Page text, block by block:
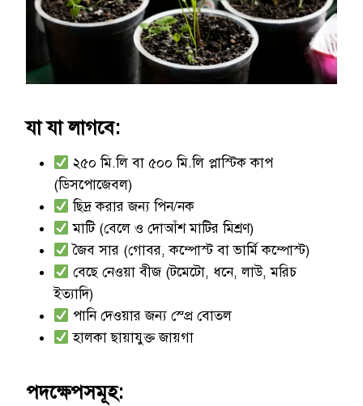
যা যা লাগবে:
২৫০ মি.লি বা ৫০০ মি.লি প্লাস্টিক কাপ
(ডিসপোজেবল)
ছিদ্র করার জন্য পিন/নক
মাটি (বেলে ও দোআঁশ মাটির মিশ্রণ)
জৈব সার (গোবর, কম্পোস্ট বা ভার্মি কম্পোস্ট)
বেছে নেওয়া বীজ (টমেটো, ধনে, লাউ, মরিচ
ইত্যাদি)
পানি দেওয়ার জন্য স্প্রে বোতল
হালকা ছায়াযুক্ত জায়গা
পদক্ষেপসমূহ: